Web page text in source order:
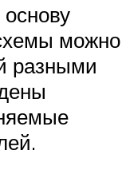
можно
разными